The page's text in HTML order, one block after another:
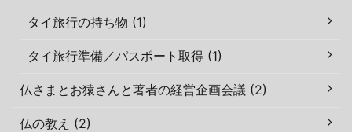
タイ旅行の持ち物 (1)
タイ旅行準備／パスポート取得 (1)
仏さまとお猿さんと著者の経営企画会議 (2)
仏の教え (2)